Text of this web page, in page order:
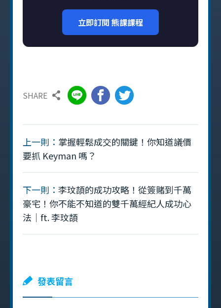
立即訂閱 熊課課程
SHARE
上一則： 掌握輕鬆成交的關鍵！你知道議價
要抓 Keyman 嗎？
下一則： 李玟頡的成功攻略！從簽賭到千萬
豪宅！你不能不知道的雙千萬經紀人成功心
法｜ft. 李玟頡
發表留言